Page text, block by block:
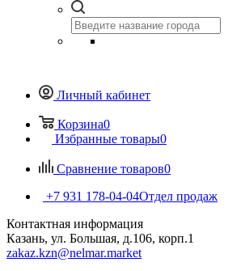
Личный кабинет
Корзина0
Избранные товары0
Сравнение товаров0
+7 931 178-04-04Отдел продаж
Контактная информация
Казань, ул. Большая, д.106, корп.1
zakaz.kzn@nelmar.market